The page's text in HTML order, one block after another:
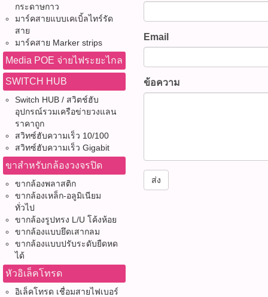
กระดาษกาว
มาร์คสายแบบเคเบิ้ลไทร์รัด
สาย
มาร์คสาย Marker strips
Media POE จ่ายไฟระยะไกล
SWITCH HUB
Switch HUB / สวิตช์ฮับ
อุปกรณ์รวมเครือข่ายวงแลน
ราคาถูก
สวิทซ์ฮับความเร็ว 10/100
สวิทซ์ฮับความเร็ว Gigabit
ขาสำหรับกล้องวงจรปิด
ขากล้องพลาสติก
ขากล้องเหล็ก-อลูมิเนียม
ทั่วไป
ขากล้องรูปทรง L/U โค้งห้อย
ขากล้องแบบยึดเสากลม
ขากล้องแบบปรับระดับยืดหด
ได้
หัวอิเล็คโทรด
อิเล็คโทรด เชื่อมสายไฟเบอร์
โมชั่นทั้งหมด
ซื้อสินค้าที่นี้ 065-862-
@pbasupply4
Email
ข้อความ
ส่ง